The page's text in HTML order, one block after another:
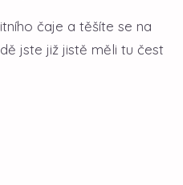
čaje a těšíte se na
jste již jistě měli tu čest